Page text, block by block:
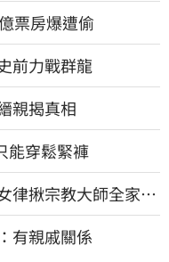
票房爆遭偷
前力戰群龍
親揭真相
穿鬆緊褲
律揪宗教大師全家詐
有親戚關係